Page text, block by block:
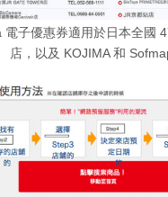
電子優惠券適用於日本全國
店，以及 KOJIMA 和